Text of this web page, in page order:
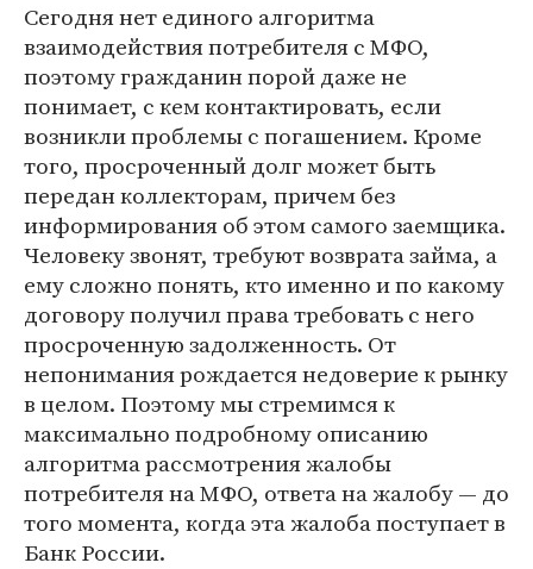
Сегодня нет единого алгоритма
взаимодействия потребителя с МФО,
поэтому гражданин порой даже не
понимает, с кем контактировать, если
возникли проблемы с погашением. Кроме
того, просроченный долг может быть
передан коллекторам, причем без
информирования об этом самого заемщика.
Человеку звонят, требуют возврата займа, а
ему сложно понять, кто именно и по какому
договору получил права требовать с него
просроченную задолженность. От
непонимания рождается недоверие к рынку
в целом. Поэтому мы стремимся к
максимально подробному описанию
алгоритма рассмотрения жалобы
потребителя на МФО, ответа на жалобу — до
того момента, когда эта жалоба поступает в
Банк России.